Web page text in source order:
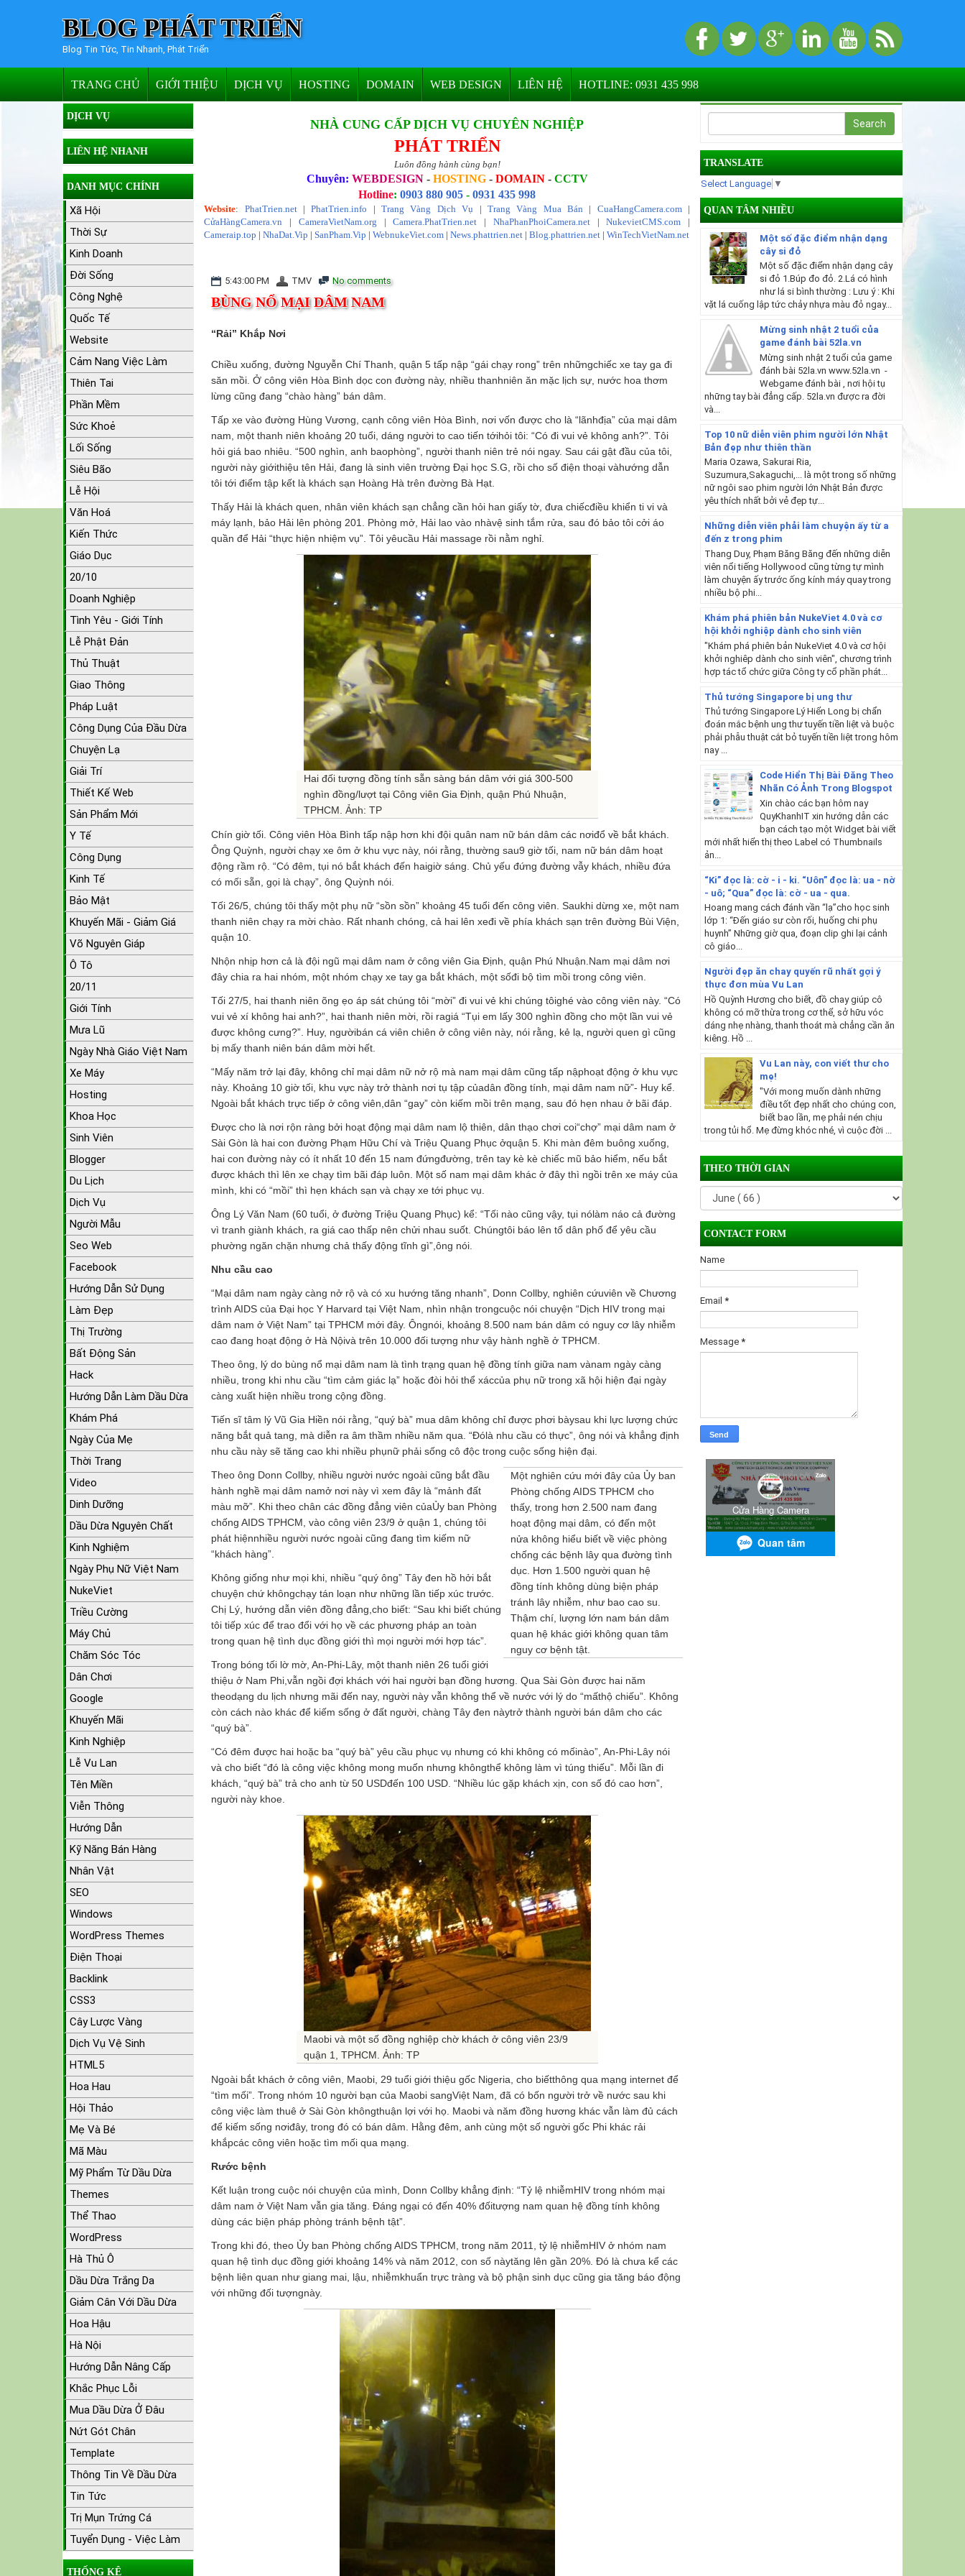
BLOG PHÁT TRIỂN
Blog Tin Tức, Tin Nhanh, Phát Triển
TRANG CHỦ GIỚI THIỆU DỊCH VỤ HOSTING DOMAIN WEB DESIGN LIÊN HỆ HOTLINE: 0931 435 998
NHÀ CUNG CẤP DỊCH VỤ CHUYÊN NGHIỆP
PHÁT TRIỂN
Luôn đồng hành cùng bạn!
Chuyên: WEBDESIGN - HOSTING - DOMAIN - CCTV
Hotline:0903 880 905 -0931 435 998
Website: PhatTrien.net|PhatTrien.info |Trang Vàng Dịch Vụ | Trang Vàng Mua Bán | CuaHangCamera.com|
CửaHàngCamera.vn | CameraVietNam.org |Camera.PhatTrien.net | NhaPhanPhoiCamera.net|NukevietCMS.com |
Cameraip.top |NhaDat.Vip |SanPham.Vip |WebnukeViet.com |News.phattrien.net |Blog.phattrien.net |WinTechVietNam.net
5:43:00 PM TMV No comments
BÙNG NỔ MẠI DÂM NAM
“Rải” Khắp Nơi
Chiều xuống, đường Nguyễn Chí Thanh, quận 5 tấp nập “gái chạy rong” trên nhữngchiếc xe tay ga đi
săn mồi. Ở công viên Hòa Bình dọc con đường này, nhiều thanhniên ăn mặc lịch sự, nước hoa thơm
lừng cũng đang “chào hàng” bán dâm.
Tấp xe vào đường Hùng Vương, cạnh công viên Hòa Bình, nơi vốn được cho là “lãnhđịa” của mại dâm
nam, một thanh niên khoảng 20 tuổi, dáng người to cao tiến tớihỏi tôi: “Có đi vui vẻ không anh?”. Tôi
hỏi giá bao nhiêu. “500 nghìn, anh baophòng”, người thanh niên trẻ nói ngay. Sau cái gật đầu của tôi,
người này giớithiệu tên Hải, đang là sinh viên trường Đại học S.G, rồi cho số điện thoại vàhướng dẫn
tôi tới điểm tập kết là khách sạn Hoàng Hà trên đường Bà Hạt.
Thấy Hải là khách quen, nhân viên khách sạn chẳng cần hỏi han giấy tờ, đưa chiếcđiều khiển ti vi và
máy lạnh, bảo Hải lên phòng 201. Phòng mở, Hải lao vào nhàvệ sinh tắm rửa, sau đó bảo tôi cởi áo
quần để Hải “thực hiện nhiệm vụ”. Tôi yêucầu Hải massage rồi nằm nghỉ.
Hai đối tượng đồng tính sẵn sàng bán dâm với giá 300-500
nghìn đồng/lượt tại Công viên Gia Định, quận Phú Nhuận,
TPHCM. Ảnh: TP
Chín giờ tối. Công viên Hòa Bình tấp nập hơn khi đội quân nam nữ bán dâm các nơiđổ về bắt khách.
Ông Quỳnh, người chạy xe ôm ở khu vực này, nói rằng, thường sau9 giờ tối, nam nữ bán dâm hoạt
động rầm rộ. “Có đêm, tụi nó bắt khách đến haigiờ sáng. Chủ yếu đứng đường vẫy khách, nhiều đứa
có mối sẵn, gọi là chạy”, ông Quỳnh nói.
Tối 26/5, chúng tôi thấy một phụ nữ “sồn sồn” khoảng 45 tuổi đến công viên. Saukhi dừng xe, một nam
thanh niên chạy ra mời chào. Rất nhanh chóng, cả hai lên xeđi về phía khách sạn trên đường Bùi Viện,
quận 10.
Nhộn nhịp hơn cả là đội ngũ mại dâm nam ở công viên Gia Định, quận Phú Nhuận.Nam mại dâm nơi
đây chia ra hai nhóm, một nhóm chạy xe tay ga bắt khách, một sốđi bộ tìm mồi trong công viên.
Tối 27/5, hai thanh niên õng ẹo áp sát chúng tôi “mời” đi vui vẻ khi chúng tôighé vào công viên này. “Có
vui vẻ xí không hai anh?”, hai thanh niên mời, rồi ragiá “Tụi em lấy 300 nghìn đồng cho một lần vui vẻ
được không cưng?”. Huy, ngườibán cá viên chiên ở công viên này, nói rằng, kẻ lạ, người quen gì cũng
bị mấy thanh niên bán dâm mời hết.
“Mấy năm trở lại đây, không chỉ mại dâm nữ nở rộ mà nam mại dâm cũng tấp nậphoạt động ở khu vực
này. Khoảng 10 giờ tối, khu vực này trở thành nơi tụ tập củadân đồng tính, mại dâm nam nữ”- Huy kể.
Ngoài bắt khách trực tiếp ở công viên,dân “gay” còn kiếm mồi trên mạng, sau đó hẹn nhau ở bãi đáp.
Được cho là nơi rộn ràng bởi hoạt động mại dâm nam lộ thiên, dân thạo chơi coi“chợ” mại dâm nam ở
Sài Gòn là hai con đường Phạm Hữu Chí và Triệu Quang Phục ởquận 5. Khi màn đêm buông xuống,
hai con đường này có ít nhất 10 đến 15 nam đứngđường, trên tay kè kè chiếc mũ bảo hiểm, nếu bắt
được khách thì lên xe chạy tìm bãi đáp luôn. Một số nam mại dâm khác ở đây thì ngồi trên xe máy của
mình, khi có “mồi” thì hẹn khách sạn và chạy xe tới phục vụ.
Ông Lý Văn Nam (60 tuổi, ở đường Triệu Quang Phục) kể: “Tối nào cũng vậy, tụi nólàm náo cả đường
vì tranh giành khách, ra giá cao thấp nên chửi nhau suốt. Chúngtôi báo lên tổ dân phố để yêu cầu
phường ngăn chặn nhưng chả thấy động tĩnh gì”,ông nói.
Nhu cầu cao
“Mại dâm nam ngày càng nở rộ và có xu hướng tăng nhanh”, Donn Collby, nghiên cứuviên về Chương
trình AIDS của Đại học Y Harvard tại Việt Nam, nhìn nhận trongcuộc nói chuyện “Dịch HIV trong mại
dâm nam ở Việt Nam” tại TPHCM mới đây. Ôngnói, khoảng 8.500 nam bán dâm có nguy cơ lây nhiễm
cao đang hoạt động ở Hà Nộivà trên 10.000 đối tượng như vậy hành nghề ở TPHCM.
Theo ông, lý do bùng nổ mại dâm nam là tình trạng quan hệ đồng tính giữa nam vànam ngày càng
nhiều, trong khi nhu cầu “tìm cảm giác lạ” hoặc đòi hỏi thể xáccủa phụ nữ trong xã hội hiện đại ngày
càng xuất hiện nhiều trong cộng đồng.
Tiến sĩ tâm lý Vũ Gia Hiền nói rằng, “quý bà” mua dâm không chỉ được phơi bàysau khi lực lượng chức
năng bắt quả tang, mà diễn ra âm thầm nhiều năm qua. “Đólà nhu cầu có thực”, ông nói và khẳng định
nhu cầu này sẽ tăng cao khi nhiều phụnữ phải sống cô độc trong cuộc sống hiện đại.
Một nghiên cứu mới đây của Ủy ban
Phòng chống AIDS TPHCM cho
thấy, trong hơn 2.500 nam đang
hoạt động mại dâm, có đến một
nửa không hiểu biết về việc phòng
chống các bệnh lây qua đường tình
dục. Hơn 1.500 người quan hệ
đồng tính không dùng biện pháp
tránh lây nhiễm, như bao cao su.
Thậm chí, lượng lớn nam bán dâm
quan hệ khác giới không quan tâm
nguy cơ bệnh tật.
Theo ông Donn Collby, nhiều người nước ngoài cũng bắt đầu
hành nghề mại dâm namở nơi này vì xem đây là “mảnh đất
màu mỡ”. Khi theo chân các đồng đẳng viên củaỦy ban Phòng
chống AIDS TPHCM, vào công viên 23/9 ở quận 1, chúng tôi
phát hiệnnhiều người nước ngoài cũng đang tìm kiếm nữ
“khách hàng”.
Không giống như mọi khi, nhiều “quý ông” Tây đen hồ hởi bắt
chuyện chứ khôngchạy tán loạn như những lần tiếp xúc trước.
Chị Lý, hướng dẫn viên đồng đẳng,cho biết: “Sau khi biết chúng
tôi tiếp xúc để trao đổi với họ về các phương pháp an toàn
trong quan hệ tình dục đồng giới thì mọi người mới hợp tác”.
Trong bóng tối lờ mờ, An-Phi-Lây, một thanh niên 26 tuổi giới
thiệu ở Nam Phi,vẫn ngồi đợi khách với hai người bạn đồng hương. Qua Sài Gòn được hai năm
theodạng du lịch nhưng mãi đến nay, người này vẫn không thể về nước với lý do “mấthộ chiếu”. Không
còn cách nào khác để kiếm sống ở đất người, chàng Tây đen nàytrở thành người bán dâm cho các
“quý bà”.
“Có đêm được hai hoặc ba “quý bà” yêu cầu phục vụ nhưng có khi không có mốinào”, An-Phi-Lây nói
và cho biết “đó là công việc không mong muốn nhưng khôngthể không làm vì túng thiếu”. Mỗi lần đi
khách, “quý bà” trả cho anh từ 50 USDđến 100 USD. “Nhiều lúc gặp khách xịn, con số đó cao hơn”,
người này khoe.
Maobi và một số đồng nghiệp chờ khách ở công viên 23/9
quận 1, TPHCM. Ảnh: TP
Ngoài bắt khách ở công viên, Maobi, 29 tuổi giới thiệu gốc Nigeria, cho biếtthông qua mạng internet để
“tìm mối”. Trong nhóm 10 người bạn của Maobi sangViệt Nam, đã có bốn người trở về nước sau khi
công việc làm thuê ở Sài Gòn khôngthuận lợi với họ. Maobi và năm đồng hương khác vẫn làm đủ cách
để kiếm sống nơiđây, trong đó có bán dâm. Hằng đêm, anh cùng một số người gốc Phi khác rải
khắpcác công viên hoặc tìm mối qua mạng.
Rước bệnh
Kết luận trong cuộc nói chuyện của mình, Donn Collby khẳng định: “Tỷ lệ nhiễmHIV trong nhóm mại
dâm nam ở Việt Nam vẫn gia tăng. Đáng ngại có đến 40% đốitượng nam quan hệ đồng tính không
dùng các biện pháp phòng tránh bệnh tật”.
Trong khi đó, theo Ủy ban Phòng chống AIDS TPHCM, trong năm 2011, tỷ lệ nhiễmHIV ở nhóm nam
quan hệ tình dục đồng giới khoảng 14% và năm 2012, con số nàytăng lên gần 20%. Đó là chưa kể các
bệnh liên quan như giang mai, lậu, nhiễmkhuẩn trực tràng và bộ phận sinh dục cũng gia tăng báo động
với những đối tượngnày.
DỊCH VỤ
LIÊN HỆ NHANH
DANH MỤC CHÍNH
Xã Hội
Thời Sự
Kinh Doanh
Đời Sống
Công Nghệ
Quốc Tế
Website
Cảm Nang Việc Làm
Thiên Tai
Phần Mềm
Sức Khoẻ
Lối Sống
Siêu Bão
Lễ Hội
Văn Hoá
Kiến Thức
Giáo Dục
20/10
Doanh Nghiệp
Tình Yêu - Giới Tính
Lễ Phật Đản
Thủ Thuật
Giao Thông
Pháp Luật
Công Dụng Của Đầu Dừa
Chuyện Lạ
Giải Trí
Thiết Kế Web
Sản Phẩm Mới
Y Tế
Công Dụng
Kinh Tế
Bảo Mật
Khuyến Mãi - Giảm Giá
Võ Nguyên Giáp
Ô Tô
20/11
Giới Tính
Mưa Lũ
Ngày Nhà Giáo Việt Nam
Xe Máy
Hosting
Khoa Học
Sinh Viên
Blogger
Du Lịch
Dịch Vụ
Người Mẫu
Seo Web
Facebook
Hướng Dẫn Sử Dụng
Làm Đẹp
Thị Trường
Bất Động Sản
Hack
Hướng Dẫn Làm Dầu Dừa
Khám Phá
Ngày Của Mẹ
Thời Trang
Video
Dinh Dưỡng
Dầu Dừa Nguyên Chất
Kinh Nghiệm
Ngày Phụ Nữ Việt Nam
NukeViet
Triều Cường
Máy Chủ
Chăm Sóc Tóc
Dân Chơi
Google
Khuyến Mãi
Kinh Nghiệp
Lễ Vu Lan
Tên Miền
Viễn Thông
Hướng Dẫn
Kỹ Năng Bán Hàng
Nhân Vật
SEO
Windows
WordPress Themes
Điện Thoại
Backlink
CSS3
Cây Lược Vàng
Dịch Vụ Vệ Sinh
HTML5
Hoa Hau
Hội Thảo
Mẹ Và Bé
Mã Màu
Mỹ Phẩm Từ Dầu Dừa
Themes
Thể Thao
WordPress
Hà Thủ Ô
Dầu Dừa Trắng Da
Giảm Cân Với Dầu Dừa
Hoa Hậu
Hà Nội
Hướng Dẫn Nâng Cấp
Khắc Phục Lỗi
Mua Dầu Dừa Ở Đâu
Nứt Gót Chân
Template
Thông Tin Về Dầu Dừa
Tin Tức
Trị Mụn Trứng Cá
Tuyển Dụng - Việc Làm
THỐNG KÊ
TRANSLATE
Select Language ▼
QUAN TÂM NHIỀU
Một số đặc điểm nhận dạng
cây si đỏ
Một số đặc điểm nhận dạng cây
si đỏ 1.Búp đo đỏ. 2.Lá có hình
như lá si bình thường : Lưu ý : Khi
vặt lá cuống lập tức chảy nhựa màu đỏ ngay...
Mừng sinh nhật 2 tuổi của
game đánh bài 52la.vn
Mừng sinh nhật 2 tuổi của game
đánh bài 52la.vn www.52la.vn -
Webgame đánh bài , nơi hội tụ
những tay bài đẳng cấp. 52la.vn được ra đời
và...
Top 10 nữ diễn viên phim người lớn Nhật
Bản đẹp như thiên thần
Maria Ozawa, Sakurai Ria,
Suzumura,Sakaguchi,... là một trong số những
nữ ngôi sao phim người lớn Nhật Bản được
yêu thích nhất bởi vẻ đẹp tự...
Những diễn viên phải làm chuyện ấy từ a
đến z trong phim
Thang Duy, Phạm Băng Băng đến những diễn
viên nổi tiếng Hollywood cũng từng tự mình
làm chuyện ấy trước ống kính máy quay trong
nhiều bộ phi...
Khám phá phiên bản NukeViet 4.0 và cơ
hội khởi nghiệp dành cho sinh viên
"Khám phá phiên bản NukeViet 4.0 và cơ hội
khởi nghiêp dành cho sinh viên", chương trình
hợp tác tổ chức giữa Công ty cổ phần phát...
Thủ tướng Singapore bị ung thư
Thủ tướng Singapore Lý Hiển Long bị chẩn
đoán mắc bệnh ung thư tuyến tiền liệt và buộc
phải phẫu thuật cắt bỏ tuyến tiền liệt trong hôm
nay ...
Code Hiển Thị Bài Đăng Theo
Nhãn Có Ảnh Trong Blogspot
Xin chào các bạn hôm nay
QuyKhanhIT xin hướng dẫn các
bạn cách tạo một Widget bài viết
mới nhất hiển thị theo Label có Thumbnails
ản...
“Ki” đọc là: cờ - i - ki. “Uôn” đọc là: ua - nờ
- uô; “Qua” đọc là: cờ - ua - qua.
Hoang mang cách đánh vần “lạ”cho học sinh
lớp 1: “Đến giáo sư còn rối, huống chi phụ
huynh” Những giờ qua, đoạn clip ghi lại cảnh
cô giáo...
Người đẹp ăn chay quyến rũ nhất gợi ý
thực đơn mùa Vu Lan
Hồ Quỳnh Hương cho biết, đồ chay giúp cô
không có mỡ thừa trong cơ thể, sở hữu vóc
dáng nhẹ nhàng, thanh thoát mà chẳng cần ăn
kiêng. Hồ ...
Vu Lan này, con viết thư cho
mẹ!
"Với mong muốn dành những
điều tốt đẹp nhất cho chúng con,
biết bao lần, mẹ phải nén chịu
trong tủi hổ. Mẹ đừng khóc nhé, vì cuộc đời ...
THEO THỜI GIAN
CONTACT FORM
Name
Email *
Message *